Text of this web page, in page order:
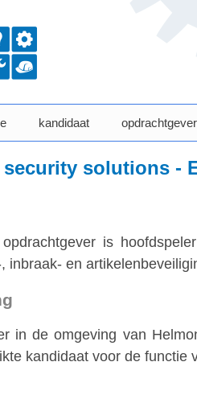
kandidaat opdrachtgever
security solutions -
is
inbraak- en
in de omgeving van
kandidaat voor de functie